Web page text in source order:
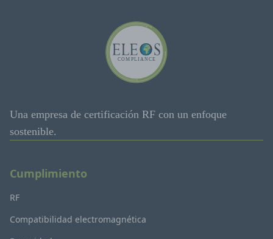
Una empresa de certificación RF con un enfoque
sostenible.
Cumplimiento
RF
Compatibilidad electromagnética